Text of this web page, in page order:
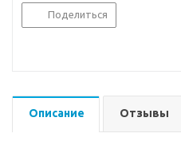
Поделиться
Описание Отзывы